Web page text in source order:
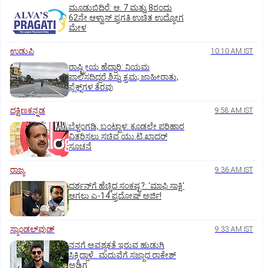
ಮೂಡುಬಿದಿರೆ: ಆ. 7 ಮತ್ತು 8ರಂದು
62ನೇ ಆಳ್ವಾಸ್‌ ಪ್ರಗತಿ ಉಚಿತ ಉದ್ಯೋಗ
ಮೇಳ
ಉಡುಪಿ 10:10 AM IST
ರಾಷ್ಟ್ರೀಯ ಹೆದ್ದಾರಿ: ನಿಯಮ
ಪಾಲಿಸದಿದ್ದರೆ ಶಿಸ್ತು ಕ್ರಮ; ಜಾಹೀರಾತು,
ಫ್ಲೆಕ್ಸ್‌ಗಳ ತೆರವು
ದಕ್ಷಿಣಕನ್ನಡ 9:58 AM IST
ಬೆಳ್ತಂಗಡಿ, ಬಂಟ್ವಾಳ: ಕೂಡಲೇ ಪರಿಹಾರ
ವಿತರಿಸಲು ಸಚಿವ ಯು.ಟಿ.ಖಾದರ್‌
ಸೂಚನೆ
ರಾಜ್ಯ 9:36 AM IST
ದರ್ಶನ್‌ಗೆ ಹೆಚ್ಚಿದ ಸಂಕಷ್ಟ?: 'ಮಾಫಿ ಸಾಕ್ಷಿ'
ಆಗಲು ಎ-14 ಪ್ರದೋಷ್ ಅರ್ಜಿ!
ಸ್ಯಾಂಡಲ್‌ವುಡ್‌ 9:33 AM IST
ನನಗೆ ಅವಶ್ಯಕತೆ ಇರುವ ಹುಡುಗಿ
ಸಿಕ್ಕಿದ್ದಾಳೆ.. ಮದುವೆಗೆ ಸಜ್ಜಾದ ರಾಕೇಶ್
ಅಡಿಗ